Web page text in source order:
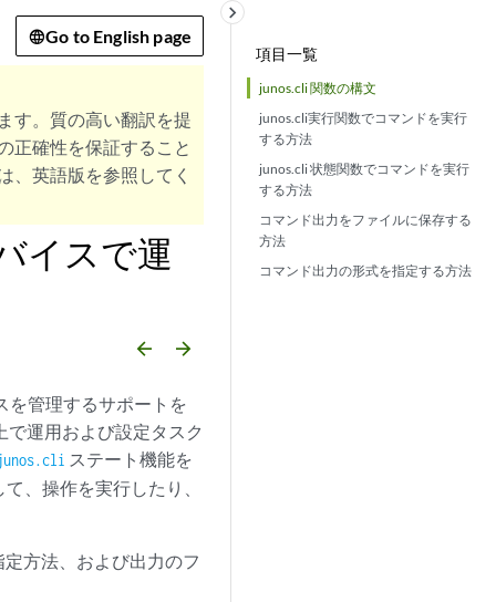
項目一覧
junos.cli 関数の構文
junos.cli実行関数でコマンドを実行
する方法
junos.cli 状態関数でコマンドを実行
する方法
コマンド出力をファイルに保存する
方法
コマンド出力の形式を指定する方法
keyboard_arrow_right
Go to English page
す。質の高い翻訳を提
正確性を保証すること
、英語版を参照してく
イスで運
arrow_backward arrow_forward
を管理するサポートを
で運用および設定タスク
ステート機能を
、操作を実行したり、
方法、および出力のフ